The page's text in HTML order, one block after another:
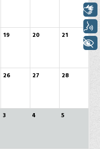
19 20 21
26 27 28
3 4 5
Voz